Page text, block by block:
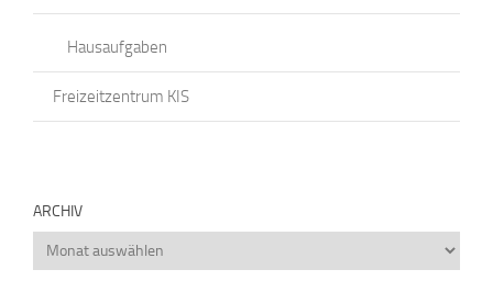
Hausaufgaben
Freizeitzentrum KIS
ARCHIV
Archiv